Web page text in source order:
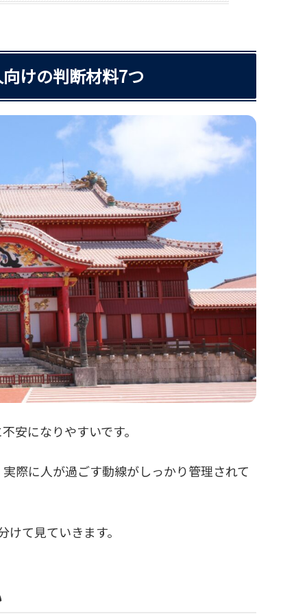
けの判断材料7つ
安になりやすいです。
際に人が過ごす動線がしっかり管理されて
て見ていきます。